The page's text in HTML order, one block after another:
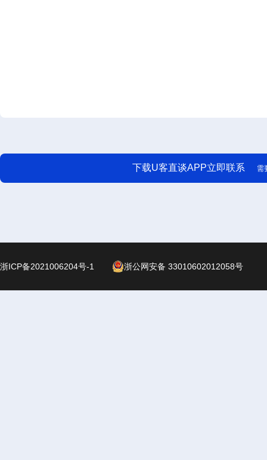
下载U客直谈APP立即联系 需
浙ICP备2021006204号-1 浙公网安备 33010602012058号